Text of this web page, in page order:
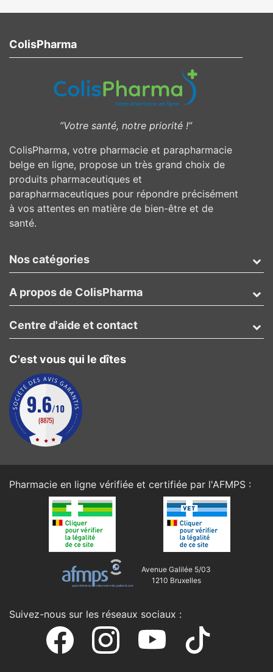
ColisPharma
”Votre santé, notre priorité !”
ColisPharma, votre pharmacie et parapharmacie
belge en ligne, propose un très grand choix de
produits pharmaceutiques et
parapharmaceutiques pour répondre précisément
à vos attentes en matière de bien-être et de
santé.
Nos catégories
A propos de ColisPharma
C'est vous qui le dîtes
Centre d'aide et contact
Pharmacie en ligne vérifiée et certifiée par l'AFMPS :
Avenue Galilée 5/03
1210 Bruxelles
Suivez-nous sur les réseaux sociaux :